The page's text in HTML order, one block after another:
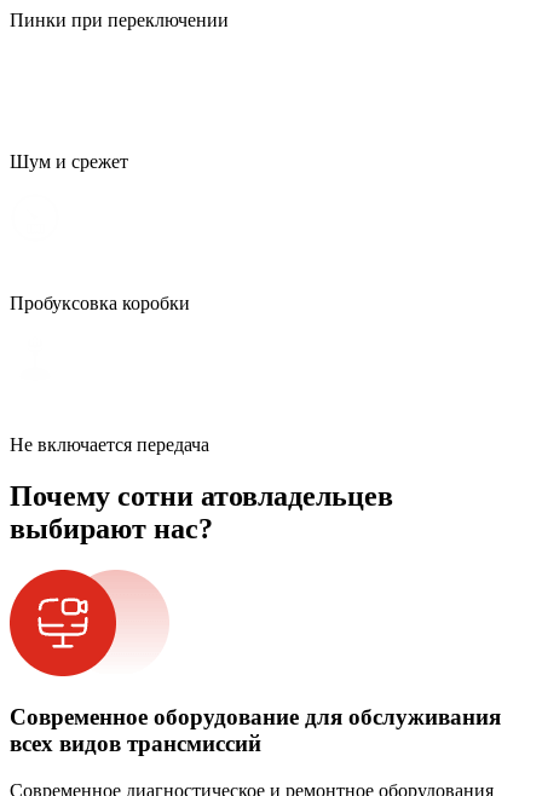
Пинки при переключении
Шум и срежет
Пробуксовка коробки
Не включается передача
Почему сотни атовладельцев
выбирают нас?
Современное оборудование для обслуживания
всех видов трансмиссий
Современное диагностическое и ремонтное оборудования